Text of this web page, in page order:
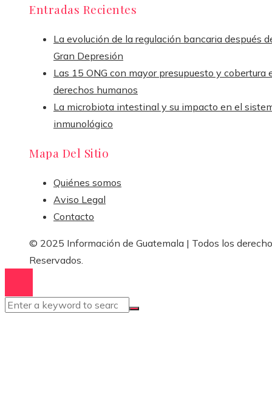
Entradas Recientes
La evolución de la regulación bancaria después
Gran Depresión
Las 15 ONG con mayor presupuesto y cobertura
derechos humanos
La microbiota intestinal y su impacto en el
inmunológico
Mapa Del Sitio
Quiénes somos
Aviso Legal
Contacto
© 2025 Información de Guatemala | Todos los
Reservados.